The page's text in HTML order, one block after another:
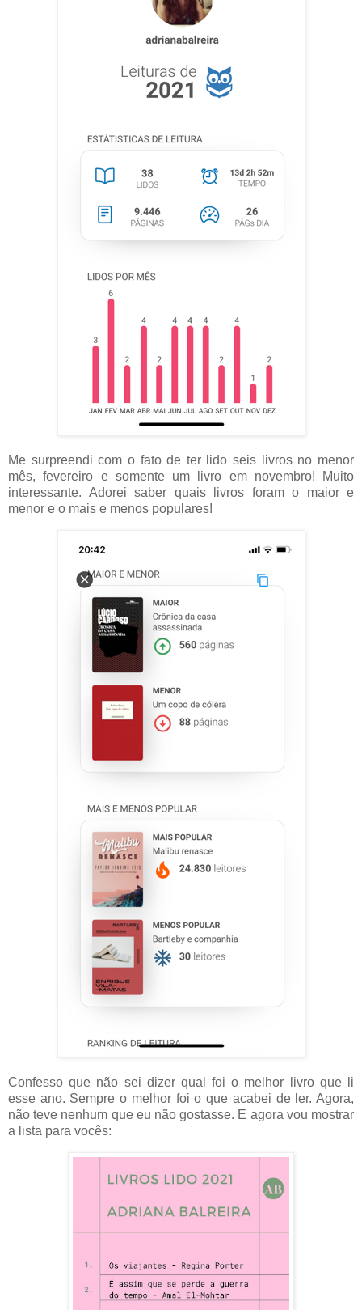
Me surpreendi com o fato de ter lido seis livros no menor
mês, fevereiro e somente um livro em novembro! Muito
interessante. Adorei saber quais livros foram o maior e
menor e o mais e menos populares!
Confesso que não sei dizer qual foi o melhor livro que li
esse ano. Sempre o melhor foi o que acabei de ler. Agora,
não teve nenhum que eu não gostasse. E agora vou mostrar
a lista para vocês: